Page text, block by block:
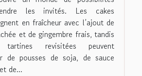
les invités. Les cakes
en fraîcheur avec l’ajout de
et de gingembre frais, tandis
revisitées peuvent
de pousses de soja, de sauce
de...